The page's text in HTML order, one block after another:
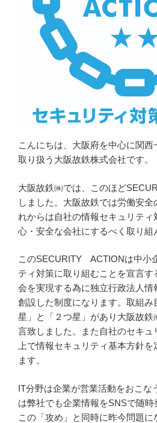
こんにちは、大阪府を中心に関
取り扱う大阪故鉄株式会社です。
大阪故鉄㈱では、このほど
しました。大阪故鉄では労働安全
れからは自社の情報セキュリティ
心・安全な会社にするべく取り組
このSECURITY ACTIONは中小
ティ対策に取り組むことを宣言
会を実現する為に独立行政法人情
創設した制度になります。取組み
星」と「２つ星」があり大阪故鉄
言致しました。また自社のセキュ
上で情報セキュリティ基本方針
ます。
IT分野は企業が営業活動をおこな
は弊社でも企業情報をSNSで随時
この「攻め」と同時に昨今問題